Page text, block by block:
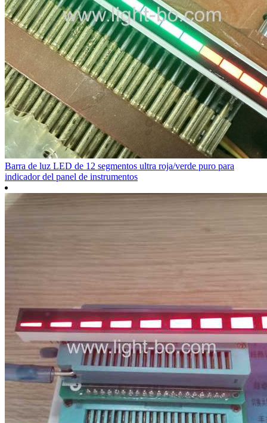
Barra de luz LED de 12 segmentos ultra roja/verde puro para
indicador del panel de instrumentos